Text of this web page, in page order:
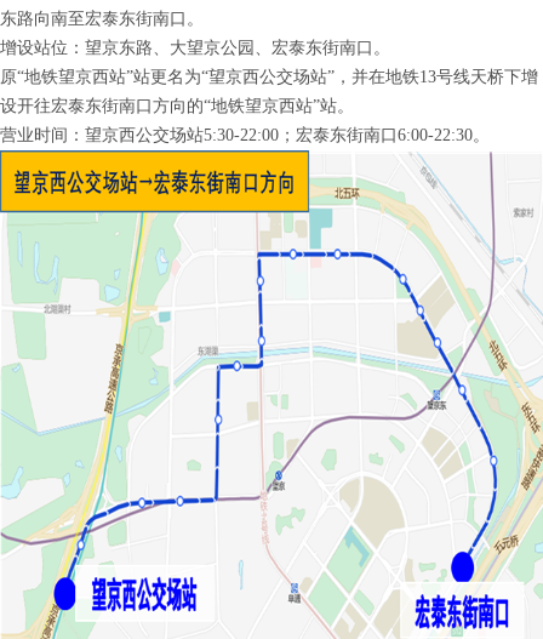
东路向南至宏泰东街南口。
增设站位：望京东路、大望京公园、宏泰东街南口。
原“地铁望京西站”站更名为“望京西公交场站”，并在地铁13号线天桥下增
设开往宏泰东街南口方向的“地铁望京西站”站。
营业时间：望京西公交场站5:30-22:00；宏泰东街南口6:00-22:30。